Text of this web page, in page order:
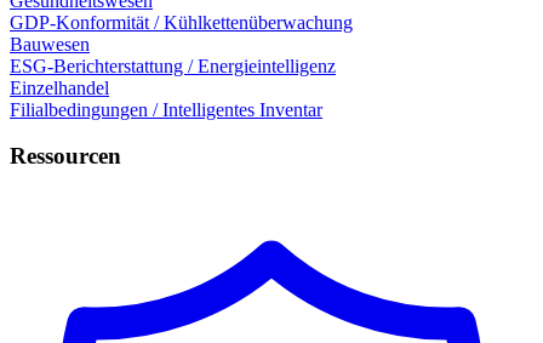
GDP-Konformität / Kühlkettenüberwachung
Bauwesen
ESG-Berichterstattung / Energieintelligenz
Einzelhandel
Filialbedingungen / Intelligentes Inventar
Ressourcen